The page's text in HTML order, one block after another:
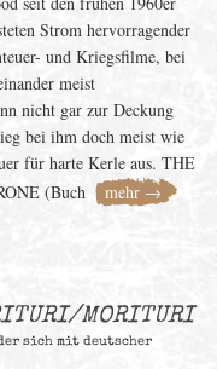
Strom hervorragender
und Kriegsfilme, bei
meist
nicht gar zur Deckung
bei ihm doch meist wie
für harte Kerle aus. THE
(Buch
mehr →
MORITURI
sich mit deutscher